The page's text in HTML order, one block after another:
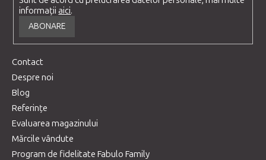
informațiiaici.
ABONARE
Contact
Despre noi
Blog
Referințe
Evaluarea magazinului
Mărcile vândute
Program de fidelitate Fabulo Family